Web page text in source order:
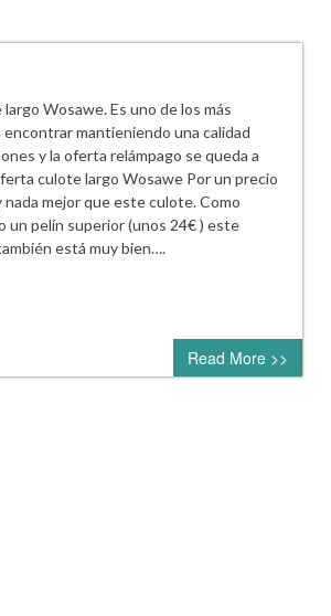
Wosawe. Es uno de los más
mantieniendo una calidad
y la oferta relámpago se queda a
culote largo Wosawe Por un precio
mejor que este culote. Como
un pelín superior (unos 24€ ) este
está muy bien….
Read More >>